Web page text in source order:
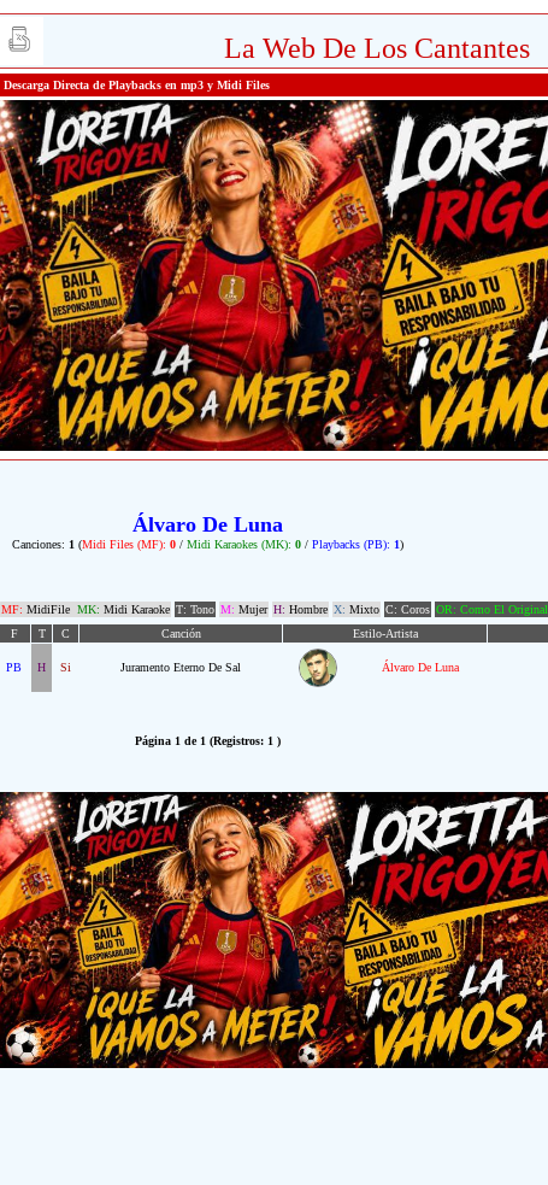
La Web De Los Cantantes
Descarga Directa de Playbacks en mp3 y Midi Files
Álvaro De Luna
Canciones: 1 (Midi Files (MF): 0/Midi Karaokes (MK): 0/ Playbacks (PB): 1)
MF: MidiFile MK: Midi Karaoke T: Tono M: Mujer H: Hombre X: Mixto C: Coros OR: Como El Original
F T C Canción Estilo-Artista
PB H Si Juramento Eterno De Sal Álvaro De Luna
Página 1 de 1 (Registros: 1 )